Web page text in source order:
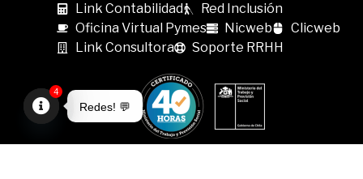
Link Contabilidad
Red Inclusión
Oficina Virtual Pymes
Nicweb
Clicweb
Link Consultora
Soporte RRHH
Redes! 💬
4